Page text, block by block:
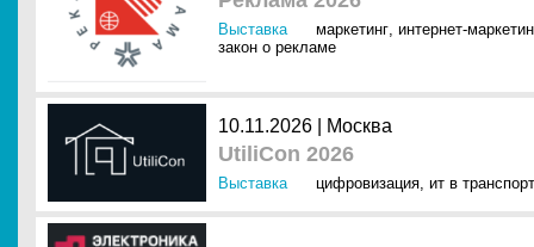
Выставка маркетинг, интернет-
закон о рекламе
10.11.2026 | Москва
UtiliCon 2026
Выставка цифровизация, ит в